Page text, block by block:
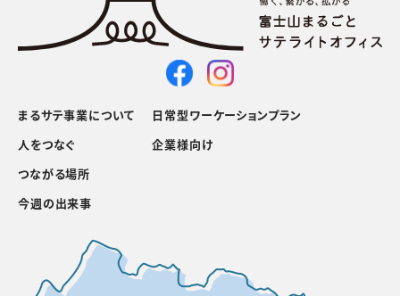
まるサテ事業について
人をつなぐ
つながる場所
日常型ワーケーションプラン
企業様向け
今週の出来事